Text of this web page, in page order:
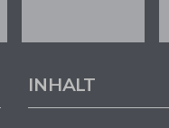
INHALT